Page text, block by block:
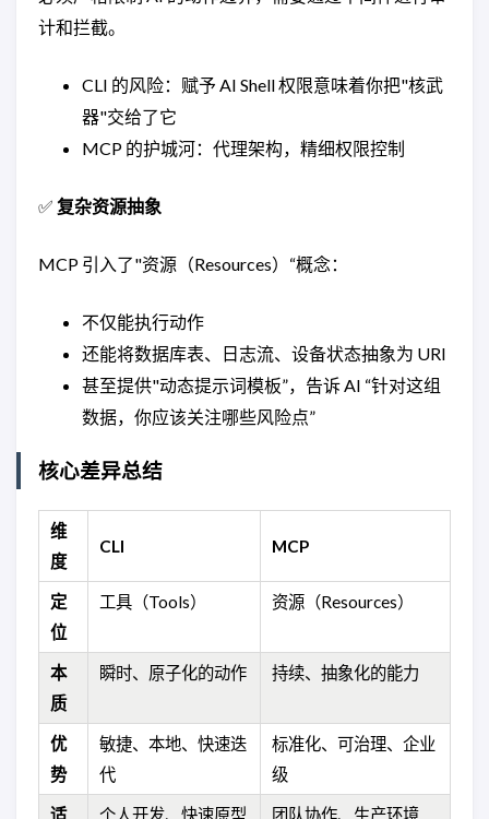
计和拦截。
CLI 的风险：赋予 AI Shell 权限意味着你把"核武
器"交给了它
MCP 的护城河：代理架构，精细权限控制
✅ 复杂资源抽象
MCP 引入了"资源（Resources）“概念：
不仅能执行动作
还能将数据库表、日志流、设备状态抽象为 URI
甚至提供"动态提示词模板”，告诉 AI “针对这组
数据，你应该关注哪些风险点”
核心差异总结
维
度
CLI MCP
定
位
工具（Tools） 资源（Resources）
本
质
瞬时、原子化的动作 持续、抽象化的能力
优
势
敏捷、本地、快速迭
代
标准化、可治理、企业
级
适 个人开发、快速原型 团队协作、生产环境